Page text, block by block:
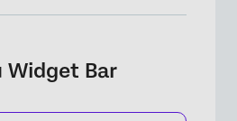
de bar
Widget Bar